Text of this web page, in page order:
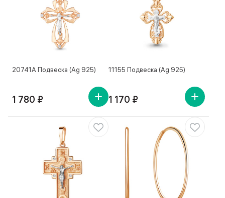
20741А Подвеска (Ag 925)
1 780 ₽
11155 Подвеска (Ag 925)
1 170 ₽